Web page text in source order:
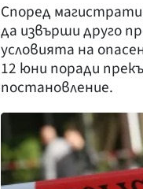
Според
да извърши друго
условията на
12 юни поради
постановление.